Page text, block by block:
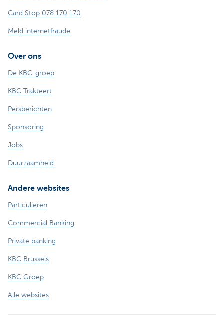
Card Stop 078 170 170
Meld internetfraude
Over ons
De KBC-groep
KBC Trakteert
Persberichten
Sponsoring
Jobs
Duurzaamheid
Andere websites
Particulieren
Commercial Banking
Private banking
KBC Brussels
KBC Groep
Alle websites